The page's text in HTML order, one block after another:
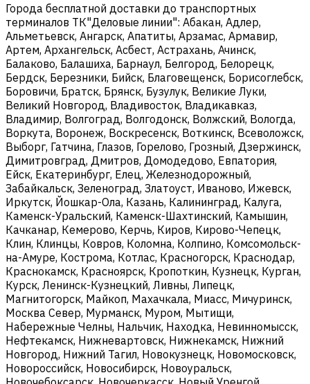
Города бесплатной доставки до транспортных
терминалов ТК"Деловые линии": Абакан, Адлер,
Альметьевск, Ангарск, Апатиты, Арзамас, Армавир,
Артем, Архангельск, Асбест, Астрахань, Ачинск,
Балаково, Балашиха, Барнаул, Белгород, Белорецк,
Бердск, Березники, Бийск, Благовещенск, Борисоглебск,
Боровичи, Братск, Брянск, Бузулук, Великие Луки,
Великий Новгород, Владивосток, Владикавказ,
Владимир, Волгоград, Волгодонск, Волжский, Вологда,
Воркута, Воронеж, Воскресенск, Воткинск, Всеволожск,
Выборг, Гатчина, Глазов, Горелово, Грозный, Дзержинск,
Димитровград, Дмитров, Домодедово, Евпатория,
Ейск, Екатеринбург, Елец, Железнодорожный,
Забайкальск, Зеленоград, Златоуст, Иваново, Ижевск,
Иркутск, Йошкар-Ола, Казань, Калининград, Калуга,
Каменск-Уральский, Каменск-Шахтинский, Камышин,
Качканар, Кемерово, Керчь, Киров, Кирово-Чепецк,
Клин, Клинцы, Ковров, Коломна, Колпино, Комсомольск-
на-Амуре, Кострома, Котлас, Красногорск, Краснодар,
Краснокамск, Красноярск, Кропоткин, Кузнецк, Курган,
Курск, Ленинск-Кузнецкий, Ливны, Липецк,
Магнитогорск, Майкоп, Махачкала, Миасс, Мичуринск,
Москва Север, Мурманск, Муром, Мытищи,
Набережные Челны, Нальчик, Находка, Невинномысск,
Нефтекамск, Нижневартовск, Нижнекамск, Нижний
Новгород, Нижний Тагил, Новокузнецк, Новомосковск,
Новороссийск, Новосибирск, Новоуральск,